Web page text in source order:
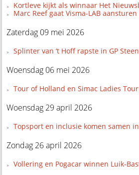
Kortleve kijkt als winnaar Het
Marc Reef gaat Visma-LAB aansturen
Zaterdag 09 mei 2026
Splinter van ’t Hoff rapste in GP
Woensdag 06 mei 2026
Tour of Holland en Simac Ladies
Woensdag 29 april 2026
Topsport en inclusie komen samen
Zondag 26 april 2026
Vollering en Pogacar winnen Luik-